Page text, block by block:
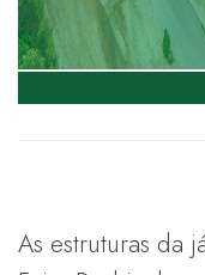
As estruturas da